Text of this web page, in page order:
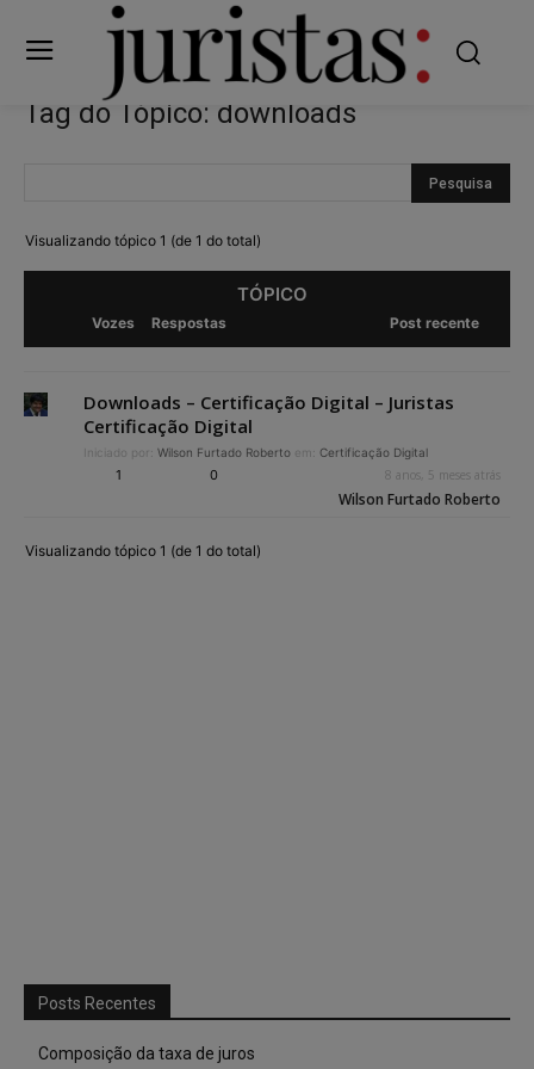
Tag do Tópico: downloads
Visualizando tópico 1 (de 1 do total)
TÓPICO
Vozes Respostas Post recente
Downloads – Certificação Digital – Juristas
Certificação Digital
Iniciado por: Wilson Furtado Roberto em: Certificação Digital
1 0 8 anos, 5 meses atrás
Wilson Furtado Roberto
Visualizando tópico 1 (de 1 do total)
Posts Recentes
Composição da taxa de juros